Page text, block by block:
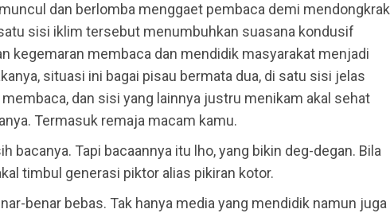
dan berlomba menggaet pembaca demi mendongkrak
sisi iklim tersebut menumbuhkan suasana kondusif
kegemaran membaca dan mendidik masyarakat menjadi
situasi ini bagai pisau bermata dua, di satu sisi jelas
dan sisi yang lainnya justru menikam akal sehat
Termasuk remaja macam kamu.
bacanya. Tapi bacaannya itu lho, yang bikin deg-degan. Bila
timbul generasi piktor alias pikiran kotor.
benar bebas. Tak hanya media yang mendidik namun juga